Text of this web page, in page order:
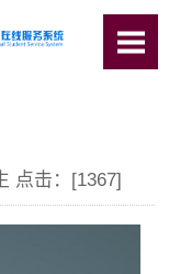
点击：[1367]